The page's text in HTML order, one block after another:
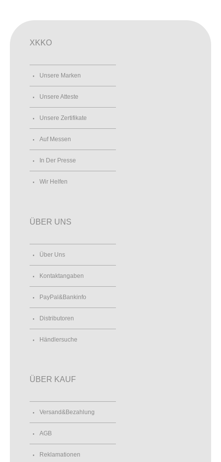
XKKO
Unsere Marken
Unsere Atteste
Unsere Zertifikate
Auf Messen
In Der Presse
Wir Helfen
ÜBER UNS
Über Uns
Kontaktangaben
PayPal&Bankinfo
Distributoren
Händlersuche
ÜBER KAUF
Versand&Bezahlung
AGB
Reklamationen